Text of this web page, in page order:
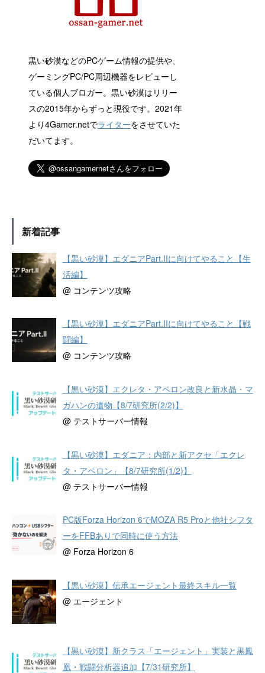
黒い砂漠などのPCゲーム情報の提供や、
ゲーミングPC/PC周辺機器をレビューし
ている個人ブロガー。黒い砂漠はリリー
スの2015年からずっと現役です。2021年
より4Gamer.netでライターをさせていた
だいてます。
新着記事
【黒い砂漠】エダニアPart.IIに向けてやること【生
活編】
@ コンテンツ攻略
【黒い砂漠】エダニアPart.IIに向けてやること【戦
闘編】
@ コンテンツ攻略
【黒い砂漠】エクレタ・アペロン改良と新水晶・マ
ガハンの遺物【8/7研究所(2/2)】
@ テストサーバー情報
【黒い砂漠】エダニア：内部と新アクセ「エクレ
タ・アペロン」【8/7研究所(1/2)】
@ テストサーバー情報
PC版Forza Horizon 6でMOZA R5 Proと他社シフタ
ーをFFBありで同時に使う方法
@ Forza Horizon 6
【黒い砂漠】伝承エージェント最終スキル一覧
@ エージェント
【黒い砂漠】新クラス「エージェント」実装と黒鳳
凰・戦闘分析器追加【7/31研究所】